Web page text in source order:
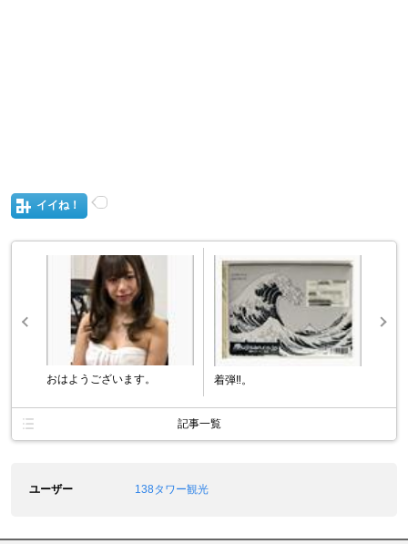
イイね！
おはようございます。 着弾‼️。
記事一覧
ユーザー 138タワー観光